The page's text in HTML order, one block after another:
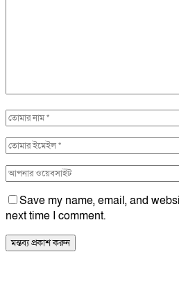
Save my name, email, and
next time I comment.